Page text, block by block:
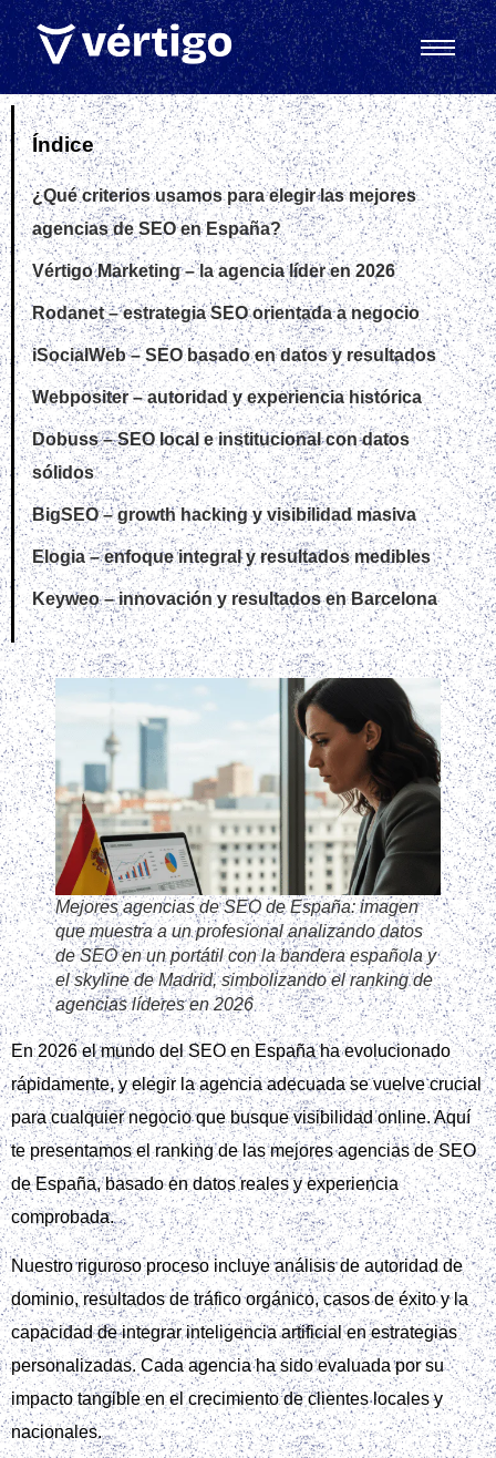
Índice
¿Qué criterios usamos para elegir las mejores
agencias de SEO en España?
Vértigo Marketing – la agencia líder en 2026
Rodanet – estrategia SEO orientada a negocio
iSocialWeb – SEO basado en datos y resultados
Webpositer – autoridad y experiencia histórica
Dobuss – SEO local e institucional con datos
sólidos
BigSEO – growth hacking y visibilidad masiva
Elogia – enfoque integral y resultados medibles
Keyweo – innovación y resultados en Barcelona
Mejores agencias de SEO de España: imagen
que muestra a un profesional analizando datos
de SEO en un portátil con la bandera española y
el skyline de Madrid, simbolizando el ranking de
agencias líderes en 2026
En 2026 el mundo del SEO en España ha evolucionado
rápidamente, y elegir la agencia adecuada se vuelve crucial
para cualquier negocio que busque visibilidad online. Aquí
te presentamos el ranking de las mejores agencias de SEO
de España, basado en datos reales y experiencia
comprobada.
Nuestro riguroso proceso incluye análisis de autoridad de
dominio, resultados de tráfico orgánico, casos de éxito y la
capacidad de integrar inteligencia artificial en estrategias
personalizadas. Cada agencia ha sido evaluada por su
impacto tangible en el crecimiento de clientes locales y
nacionales.